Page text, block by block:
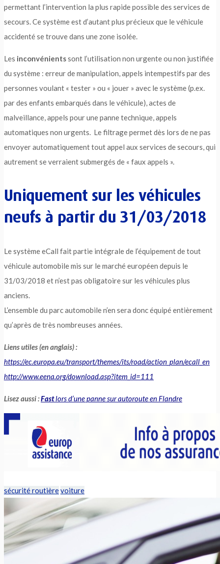
permettant l’intervention la plus rapide possible des services de
secours. Ce système est d’autant plus précieux que le véhicule
accidenté se trouve dans une zone isolée.
Les inconvénientssont l’utilisation non urgente ou non justifiée
du système : erreur de manipulation, appels intempestifs par des
personnes voulant « tester » ou « jouer » avec le système (p.ex.
par des enfants embarqués dans le véhicule), actes de
malveillance, appels pour une panne technique, appels
automatiques non urgents. Le filtrage permet dès lors de ne pas
envoyer automatiquement tout appel aux services de secours, qui
autrement se verraient submergés de « faux appels ».
Uniquement sur les véhicules
neufs à partir du 31/03/2018
Le système eCall fait partie intégrale de l’équipement de tout
véhicule automobile mis sur le marché européen depuis le
31/03/2018 et n’est pas obligatoire sur les véhicules plus
anciens.
L’ensemble du parc automobile n’en sera donc équipé entièrement
qu’après de très nombreuses années.
Liens utiles (en anglais) :
https://ec.europa.eu/transport/themes/its/road/action_plan/ecall_en
http://www.eena.org/download.asp?item_id=111
Lisez aussi :Fastlors d’une panne sur autoroute en Flandre
sécurité routièrevoiture